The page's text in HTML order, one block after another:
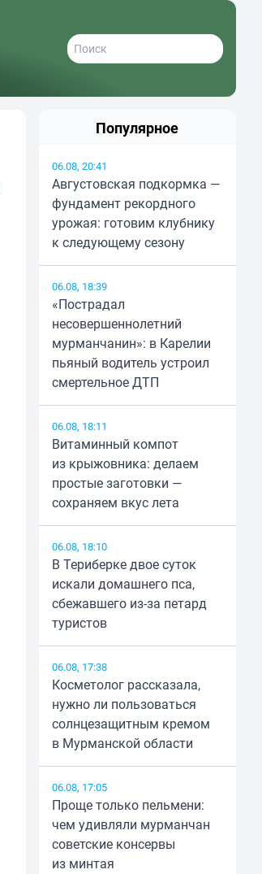
Популярное
06.08, 20:41
Августовская подкормка —
фундамент рекордного
урожая: готовим клубнику
к следующему сезону
06.08, 18:39
«Пострадал
несовершеннолетний
мурманчанин»: в Карелии
пьяный водитель устроил
смертельное ДТП
06.08, 18:11
Витаминный компот
из крыжовника: делаем
простые заготовки —
сохраняем вкус лета
06.08, 18:10
В Териберке двое суток
искали домашнего пса,
сбежавшего из-за петард
туристов
06.08, 17:38
Косметолог рассказала,
нужно ли пользоваться
солнцезащитным кремом
в Мурманской области
06.08, 17:05
Проще только пельмени:
чем удивляли мурманчан
советские консервы
из минтая